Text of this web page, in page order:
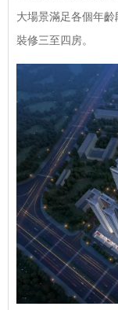
大場景滿足各個年
裝修三至四房。